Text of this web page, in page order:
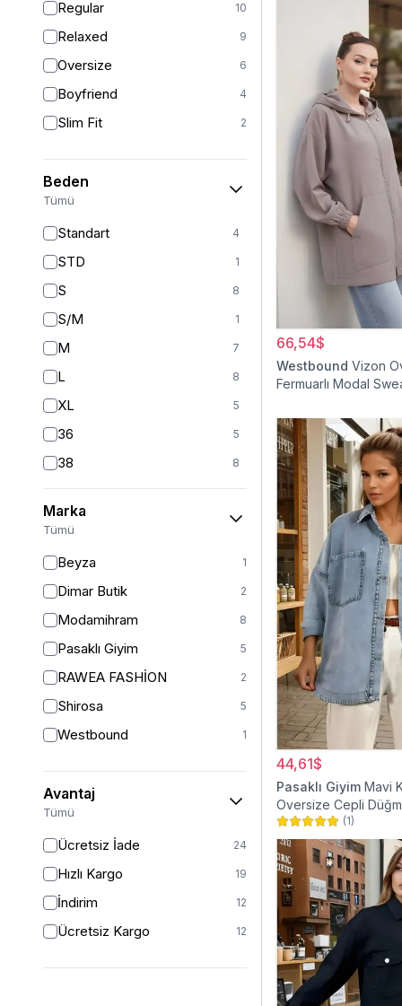
Regular 10
Relaxed 9
Oversize 6
Boyfriend 4
Slim Fit 2
Beden
Tümü
Standart 4
STD 1
S 8
S/M 1
M 7
L 8
XL 5
36 5
38 8
40 7
42 7
Marka
Tümü
Beyza 1
Dimar Butik 2
Modamihram 8
Pasaklı Giyim 5
RAWEA FASHİON 2
Shirosa 5
Westbound 1
Avantaj
Tümü
Ücretsiz İade 24
Hızlı Kargo 19
İndirim 12
Ücretsiz Kargo 12
66,54$
Westbound Vizon
Fermuarlı Modal
44,61$
Pasaklı Giyim Mavi
Oversize Cepli
Gömlek Ceket
(1)